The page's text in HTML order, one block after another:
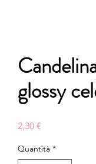
glossy
2,30 €Prezzo
Quantità *